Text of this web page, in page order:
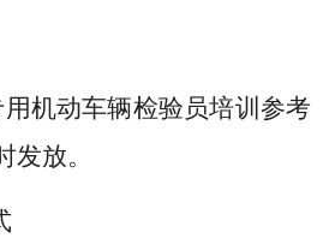
用机动车辆检验员培训参考
发放。